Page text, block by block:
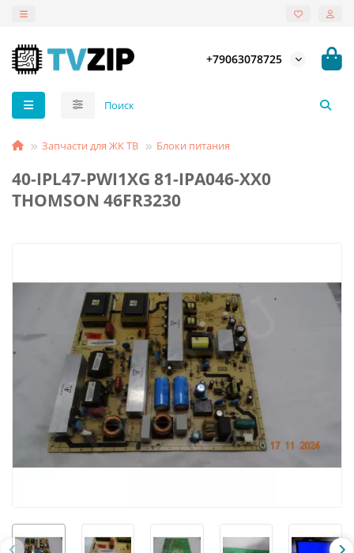
+79063078725
Запчасти для ЖК ТВ Блоки питания
40-IPL47-PWI1XG 81-IPA046-XX0
THOMSON 46FR3230